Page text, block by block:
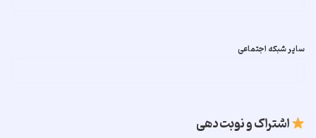
سایر شبکه اجتماعی
اشتراک و نوبت دهی